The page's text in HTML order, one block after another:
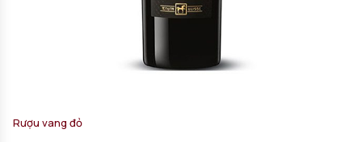
Rượu vang đỏ